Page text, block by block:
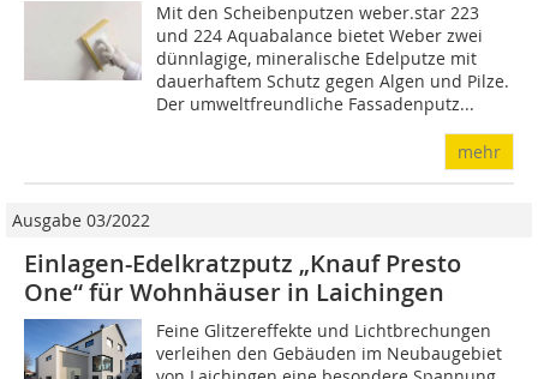
Mit den Scheibenputzen weber.star 223
und 224 Aquabalance bietet Weber zwei
dünnlagige, mineralische Edelputze mit
dauerhaftem Schutz gegen Algen und Pilze.
Der umweltfreundliche Fassadenputz...
mehr
Ausgabe 03/2022
Einlagen-Edelkratzputz „Knauf Presto
One“ für Wohnhäuser in Laichingen
Feine Glitzereffekte und Lichtbrechungen
verleihen den Gebäuden im Neubaugebiet